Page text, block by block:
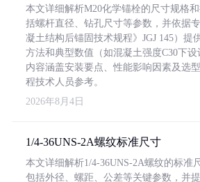
本文详细解析M20化学锚栓的尺寸规格
括螺杆直径、钻孔尺寸等参数，并依据
凝土结构后锚固技术规程》JGJ 145）提
方法和典型数值（如混凝土强度C30下设
内容涵盖安装要点、性能影响因素及选
程技术人员参考。
2026年8月4日
1/4-36UNS-2A螺纹标准尺寸
本文详细解析1/4-36UNS-2A螺纹的标准
包括外径、螺距、公差等关键参数，并